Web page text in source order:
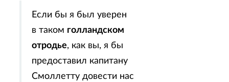
Если бы я был уверен
в таком голландском
отродье, как вы, я бы
предоставил капитану
Смоллетту довести нас